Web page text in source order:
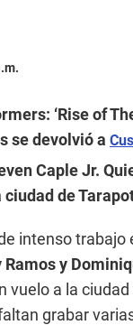
‘Rise of
se devolvió a
Caple Jr.
de
intenso trabajo
y
vuelo a la
grabar